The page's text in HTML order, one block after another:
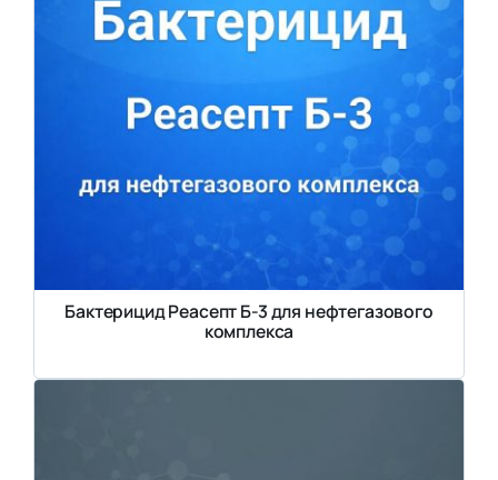
Бактерицид Реасепт Б-3 для нефтегазового
комплекса